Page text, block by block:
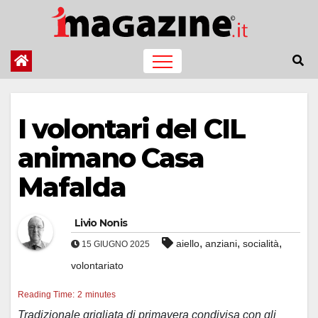
contenuto
I volontari del CIL
animano Casa
Mafalda
Livio Nonis
15 GIUGNO 2025 aiello, anziani, socialità,
volontariato
Reading Time: 2 minutes
Tradizionale grigliata di primavera condivisa con gli